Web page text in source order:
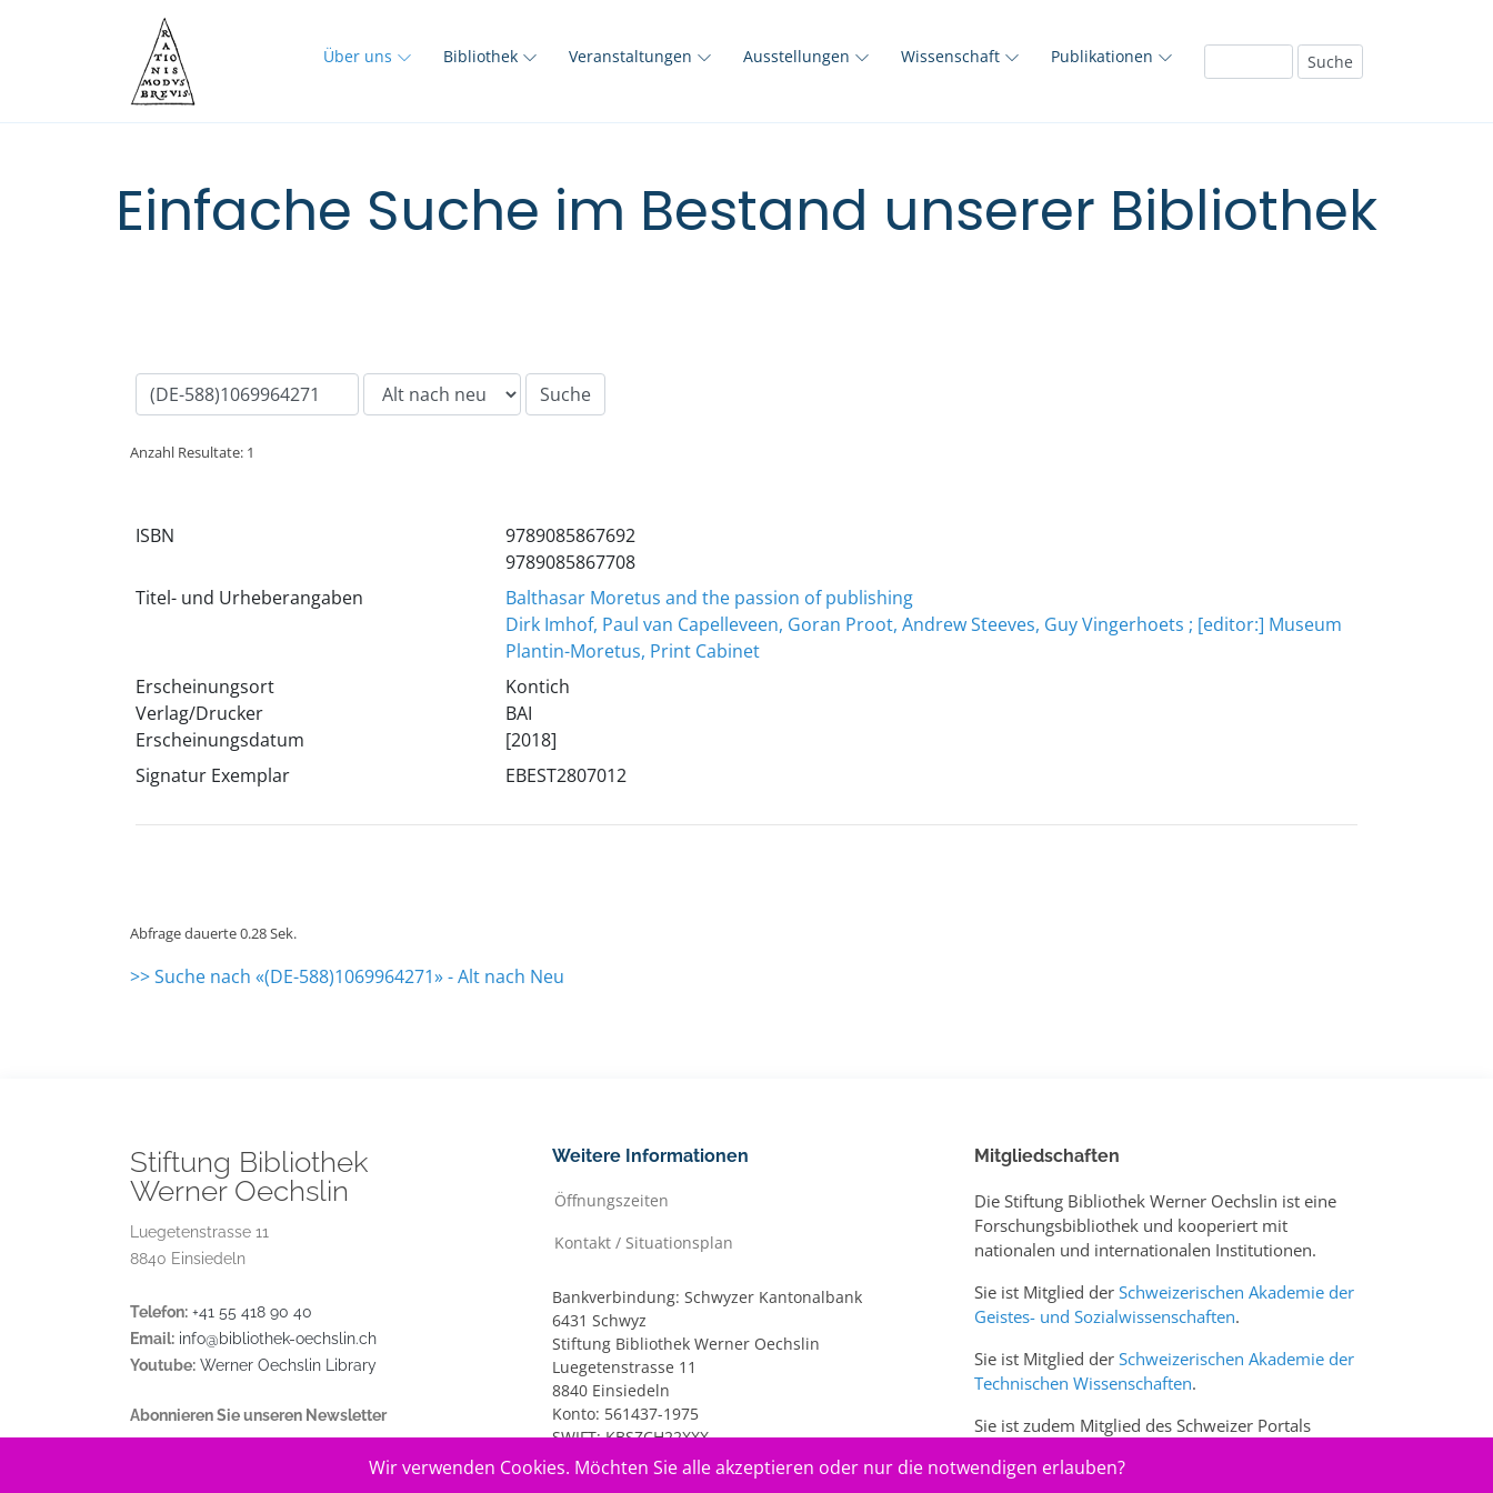
Über uns Bibliothek Veranstaltungen Ausstellungen Wissenschaft Publikationen
Einfache Suche im Bestand unserer Bibliothek
Anzahl Resultate: 1
ISBN
9789085867692
9789085867708
Titel- und Urheberangaben
Balthasar Moretus and the passion of publishing
Dirk Imhof, Paul van Capelleveen, Goran Proot, Andrew Steeves, Guy Vingerhoets ; [editor:] Museum
Plantin-Moretus, Print Cabinet
Erscheinungsort
Verlag/Drucker
Erscheinungsdatum
Kontich
BAI
[2018]
Signatur Exemplar
EBEST2807012
Abfrage dauerte 0.28 Sek.
>> Suche nach «(DE-588)1069964271» - Alt nach Neu
Stiftung Bibliothek
Werner Oechslin
Luegetenstrasse 11
8840 Einsiedeln
Telefon: +41 55 418 90 40
Email: info@bibliothek-oechslin.ch
Youtube: Werner Oechslin Library
Abonnieren Sie unseren Newsletter
Weitere Informationen
Öffnungszeiten
Kontakt / Situationsplan
Bankverbindung: Schwyzer Kantonalbank
6431 Schwyz
Stiftung Bibliothek Werner Oechslin
Luegetenstrasse 11
8840 Einsiedeln
Konto: 561437-1975
SWIFT: KBSZCH22XXX
IBAN: CH20 0077 7005 6143 7197 5
Mitgliedschaften
Die Stiftung Bibliothek Werner Oechslin ist eine
Forschungsbibliothek und kooperiert mit
nationalen und internationalen Institutionen.
Sie ist Mitglied der Schweizerischen Akademie der
Geistes- und Sozialwissenschaften.
Sie ist Mitglied der Schweizerischen Akademie der
Technischen Wissenschaften.
Sie ist zudem Mitglied des Schweizer Portals
Wir verwenden Cookies. Möchten Sie alle akzeptieren oder nur die notwendigen erlauben?